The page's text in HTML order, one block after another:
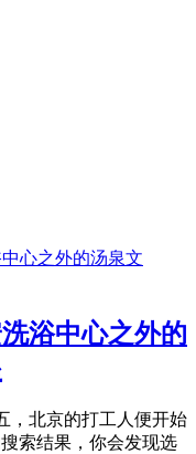
浴中心之外的
，北京的打工人便开始
索结果，你会发现选